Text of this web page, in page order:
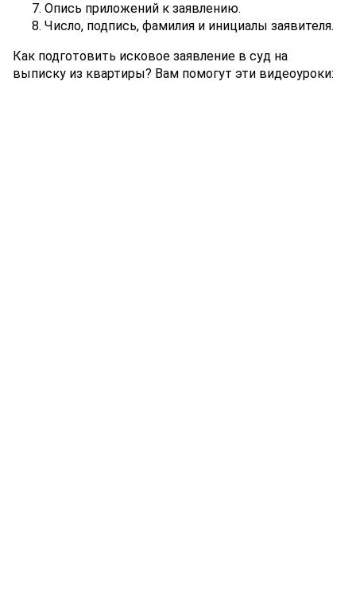
Опись приложений к заявлению.
Число, подпись, фамилия и инициалы заявителя.
Как подготовить исковое заявление в суд на
выписку из квартиры? Вам помогут эти видеоуроки: